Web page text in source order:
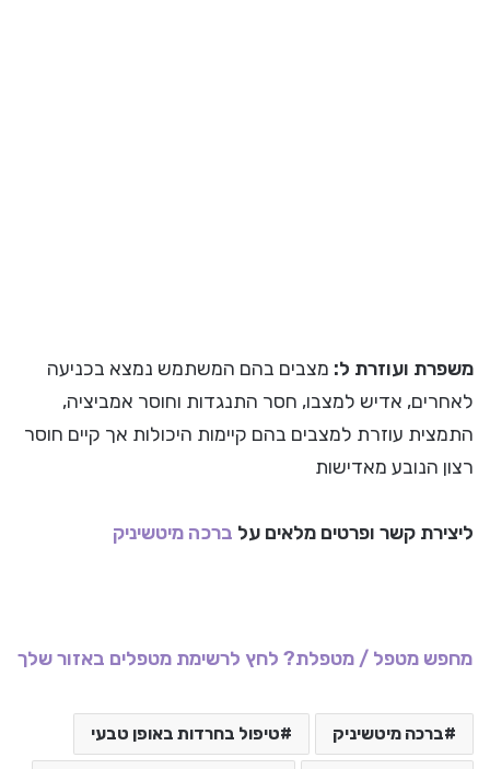
משפרת ועוזרת ל: מצבים בהם המשתמש נמצא בכניעה
לאחרים, אדיש למצבו, חסר התנגדות וחוסר אמביציה,
התמצית עוזרת למצבים בהם קיימות היכולות אך קיים חוסר
רצון הנובע מאדישות
ליצירת קשר ופרטים מלאים על ברכה מיטשיניק
מחפש מטפל / מטפלת? לחץ לרשימת מטפלים באזור שלך
ברכה מיטשיניק טיפול בחרדות באופן טבעי